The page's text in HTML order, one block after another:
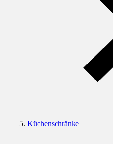
Küchenschränke